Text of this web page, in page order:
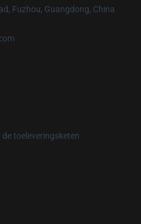
Fuzhou, Guangdong, China
toeleveringsketen